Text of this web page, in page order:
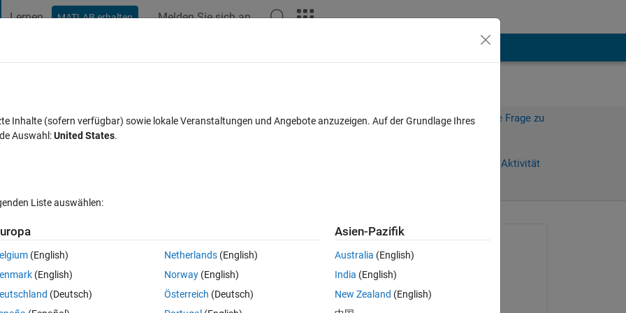
Lernen MATLAB erhalten Melden Sie sich an
HTML
Melden Sie sich an, um diese Frage zu
Anmelden, um Aktivität
In MATLAB Online öffnen
getting text and figure to appear at the proper place, or at all.
results, sometimes worsening the problem when called inside
Victor v. Spaandonk
am 1 Jul. 2020
Inhalte (sofern verfügbar) sowie lokale Veranstaltungen und Angebote anzuzeigen. Auf der Grundlage Ihres
Auswahl:United States.
Liste auswählen:
(English)
(English)
(Deutsch)
Netherlands(English)
Norway(English)
Österreich (Deutsch)
Asien-Pazifik
Australia (English)
India (English)
New Zealand (English)